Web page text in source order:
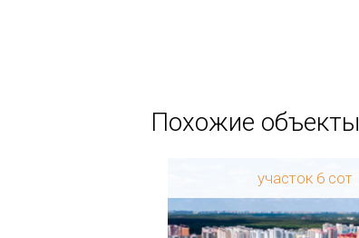
Похожие объекты
участок 6 сот